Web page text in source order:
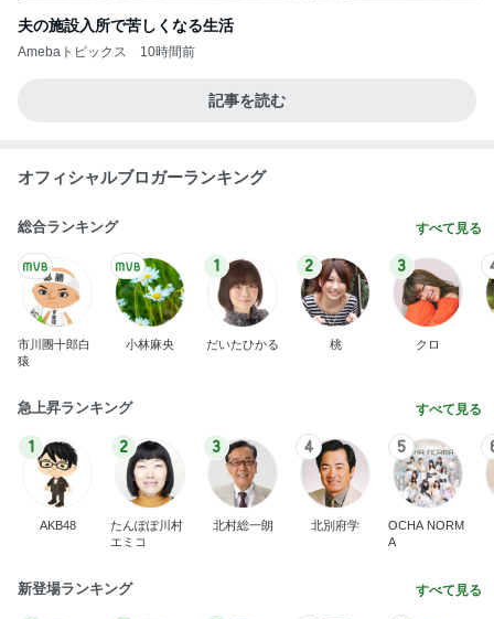
夫の施設入所で苦しくなる生活
Amebaトピックス 10時間前
記事を読む
オフィシャルブロガーランキング
総合ランキング すべて見る
市川團十郎白
猿
小林麻央
1
だいたひかる
2
桃
3
クロ
急上昇ランキング すべて見る
1
AKB48
2
たんぽぽ川村
エミコ
3
北村総一朗
4
北別府学
5
OCHA NORM
A
新登場ランキング すべて見る